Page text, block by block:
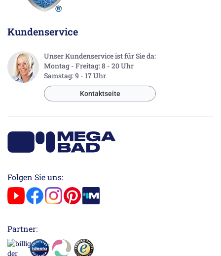
Kundenservice
Unser Kundenservice ist für Sie da:
Montag - Freitag: 8 - 20 Uhr
Samstag: 9 - 17 Uhr
Kontaktseite
Folgen Sie uns:
Partner: